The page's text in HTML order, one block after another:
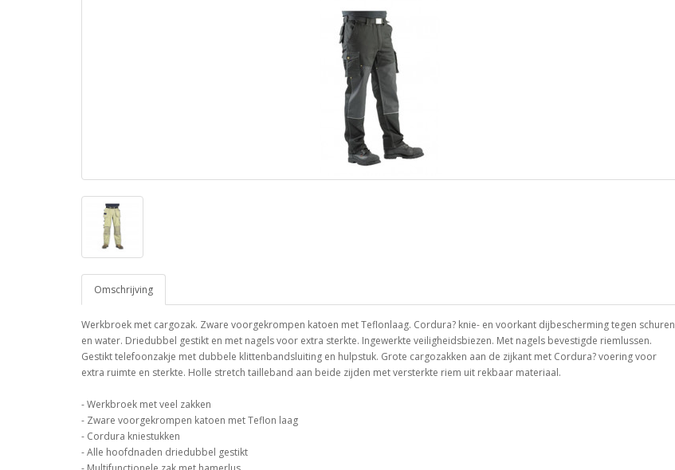
Omschrijving
Werkbroek met cargozak. Zware voorgekrompen katoen met Teflonlaag. Cordura? knie- en voorkant dijbescherming tegen schuren
en water. Driedubbel gestikt en met nagels voor extra sterkte. Ingewerkte veiligheidsbiezen. Met nagels bevestigde riemlussen.
Gestikt telefoonzakje met dubbele klittenbandsluiting en hulpstuk. Grote cargozakken aan de zijkant met Cordura? voering voor
extra ruimte en sterkte. Holle stretch tailleband aan beide zijden met versterkte riem uit rekbaar materiaal.
- Werkbroek met veel zakken
- Zware voorgekrompen katoen met Teflon laag
- Cordura kniestukken
- Alle hoofdnaden driedubbel gestikt